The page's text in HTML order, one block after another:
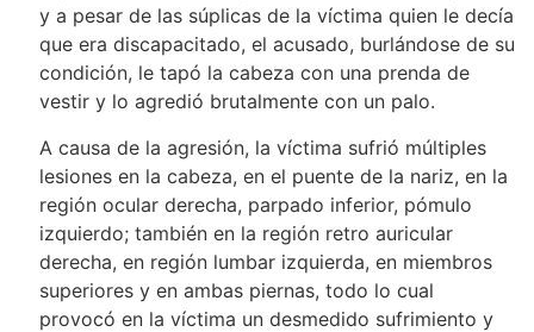
y a pesar de las súplicas de la víctima quien le decía
que era discapacitado, el acusado, burlándose de su
condición, le tapó la cabeza con una prenda de
vestir y lo agredió brutalmente con un palo.
A causa de la agresión, la víctima sufrió múltiples
lesiones en la cabeza, en el puente de la nariz, en la
región ocular derecha, parpado inferior, pómulo
izquierdo; también en la región retro auricular
derecha, en región lumbar izquierda, en miembros
superiores y en ambas piernas, todo lo cual
provocó en la víctima un desmedido sufrimiento y